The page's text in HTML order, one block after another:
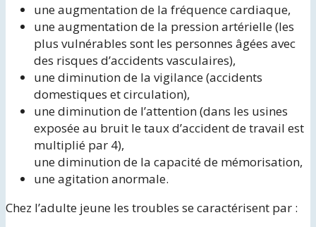
une augmentation de la fréquence cardiaque,
une augmentation de la pression artérielle (les
plus vulnérables sont les personnes âgées avec
des risques d’accidents vasculaires),
une diminution de la vigilance (accidents
domestiques et circulation),
une diminution de l’attention (dans les usines
exposée au bruit le taux d’accident de travail est
multiplié par 4),
une diminution de la capacité de mémorisation,
une agitation anormale.
Chez l’adulte jeune les troubles se caractérisent par :